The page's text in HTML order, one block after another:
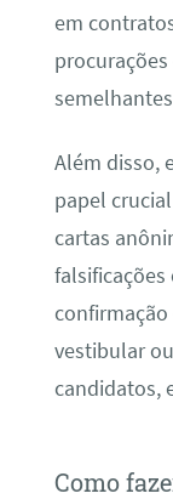
em
Além disso,
papel
cartas
falsificações
confirmação
vestibular
candidatos,
Como